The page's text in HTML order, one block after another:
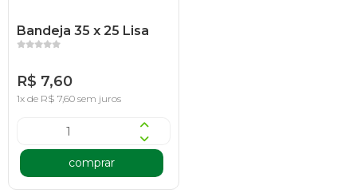
Bandeja 35 x 25 Lisa
R$ 7,60
1x de R$ 7,60 sem juros
comprar